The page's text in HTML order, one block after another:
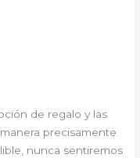
de regalo y las
precisamente
nunca sentiremos